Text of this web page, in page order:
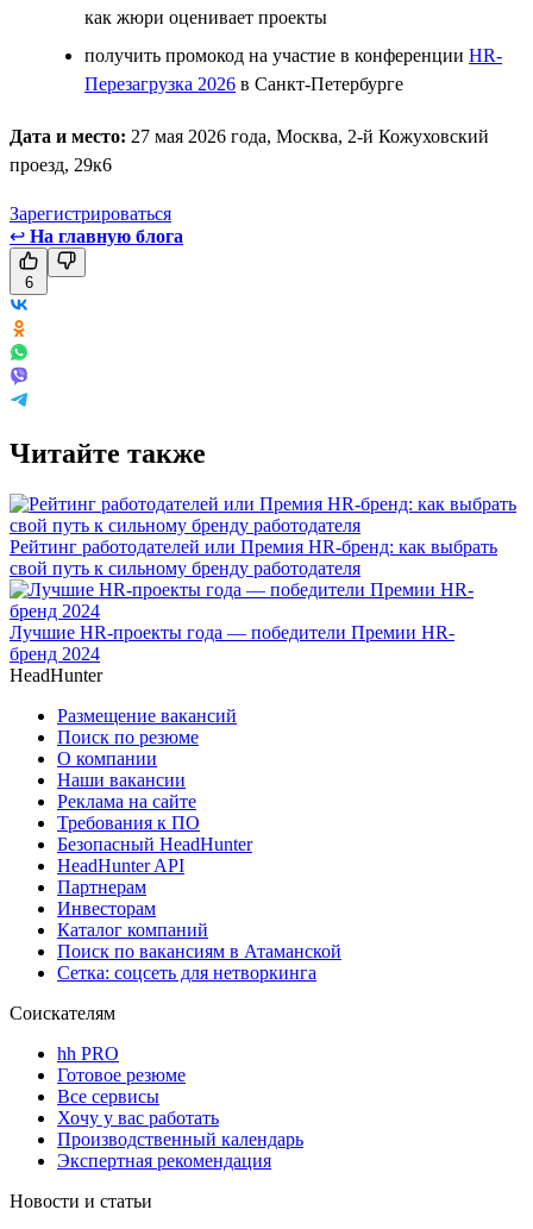
как жюри оценивает проекты
получить промокод на участие в конференции HR-
Перезагрузка 2026 в Санкт-Петербурге
Дата и место: 27 мая 2026 года, Москва, 2-й Кожуховский
проезд, 29к6
Зарегистрироваться
↩ На главную блога
6
Читайте также
Рейтинг работодателей или Премия HR-бренд: как выбрать
свой путь к сильному бренду работодателя
Лучшие HR-проекты года — победители Премии HR-
бренд 2024
HeadHunter
Размещение вакансий
Поиск по резюме
О компании
Наши вакансии
Реклама на сайте
Требования к ПО
Безопасный HeadHunter
HeadHunter API
Партнерам
Инвесторам
Каталог компаний
Поиск по вакансиям в Атаманской
Сетка: соцсеть для нетворкинга
Соискателям
hh PRO
Готовое резюме
Все сервисы
Хочу у вас работать
Производственный календарь
Экспертная рекомендация
Новости и статьи